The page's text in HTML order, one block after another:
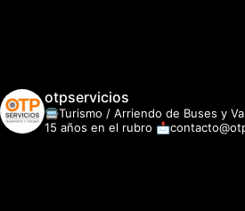
otpservicios
🚍Turismo / Arriendo de Buses y
15 años en el rubro